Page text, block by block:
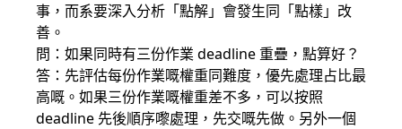
事，而系要深入分析「點解」會發生同「點樣」改
善。
問：如果同時有三份作業 deadline 重疊，點算好？
答：先評估每份作業嘅權重同難度，優先處理占比最
高嘅。如果三份作業嘅權重差不多，可以按照
deadline 先後順序嚟處理，先交嘅先做。另外一個